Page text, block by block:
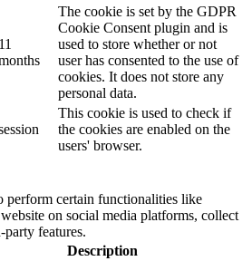
11
The cookie is set by the GDPR
Cookie Consent plugin and is
used to store whether or not
user has consented to the use of
cookies. It does not store any
personal data.
This cookie is used to check if
the cookies are enabled on the
users' browser.
perform certain functionalities like
on social media platforms, collect
features.
Description